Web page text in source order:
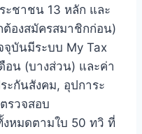
ะชาชน 13 หลัก และ
องสมัครสมาชิกก่อน)
บันมีระบบ My Tax
อน (บางส่วน) และค่า
กันสังคม, อุปการะ
รวจสอบ
งหมดตามใบ 50 ทวิ ที่